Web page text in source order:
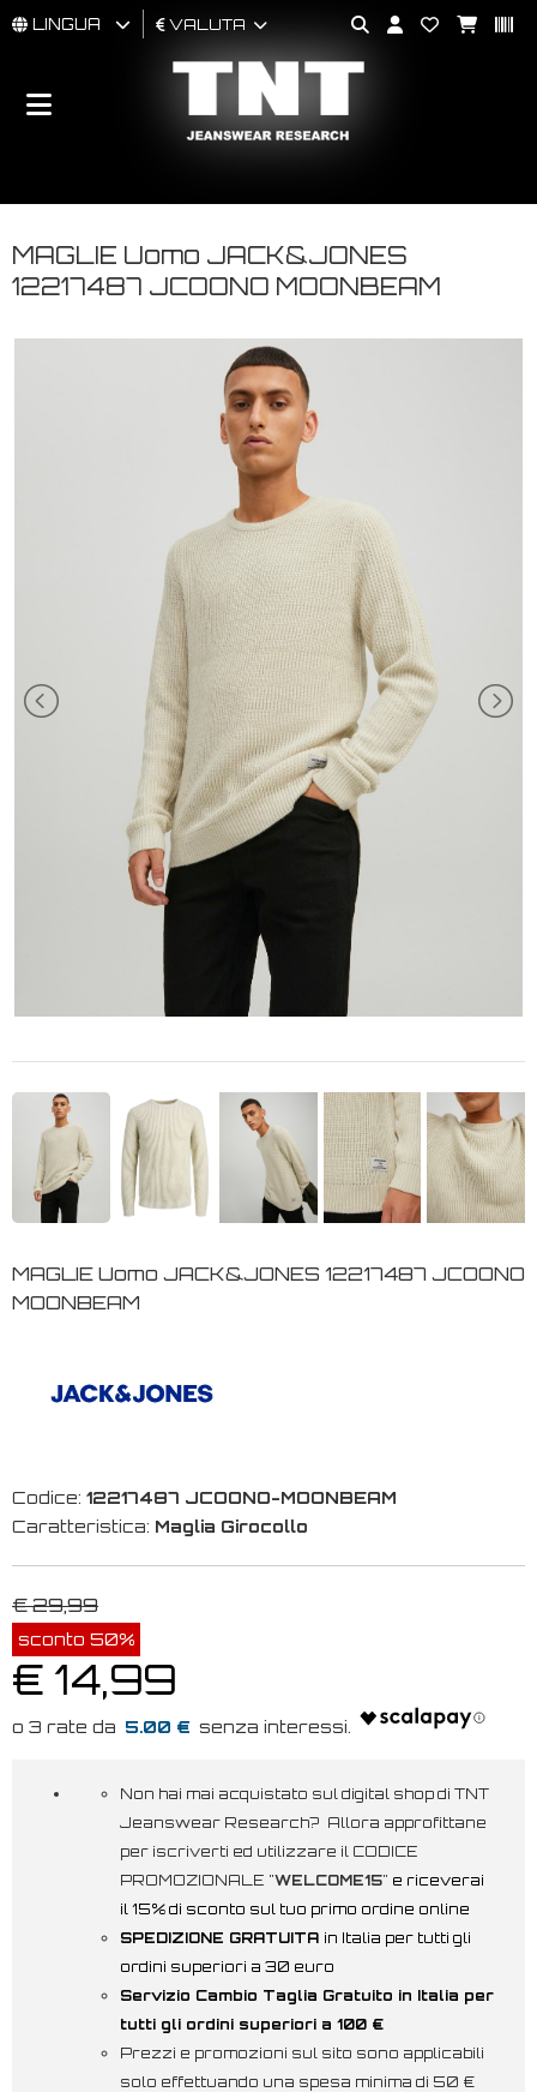
UOMO
BRAND
LINGUA VALUTA
MAGLIE Uomo JACK&JONES
12217487 JCOONO MOONBEAM
MAGLIE Uomo JACK&JONES 12217487 JCOONO
MOONBEAM
Codice: 12217487 JCOONO-MOONBEAM
Caratteristica: Maglia Girocollo
€ 29,99
sconto 50%
€ 14,99
5.00 €
Non hai mai acquistato sul digital shop di TNT
Jeanswear Research? Allora approfittane
per iscriverti ed utilizzare il CODICE
PROMOZIONALE "WELCOME15" e riceverai
il 15% di sconto sul tuo primo ordine online
SPEDIZIONE GRATUITA in Italia per tutti gli
ordini superiori a 30 euro
Servizio Cambio Taglia Gratuito in Italia per
tutti gli ordini superiori a 100 €
Prezzi e promozioni sul sito sono applicabili
solo effettuando una spesa minima di 50 €